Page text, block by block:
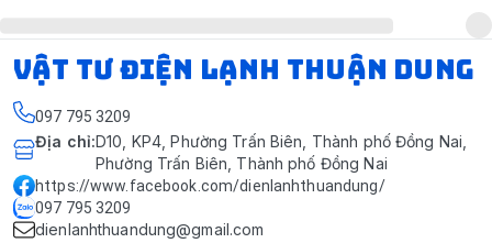
VẬT TƯ ĐIỆN LẠNH THUẬN DUNG
097 795 3209
Địa chỉ:D10, KP4, Phường Trấn Biên, Thành phố Đồng Nai,
Phường Trấn Biên, Thành phố Đồng Nai
https://www.facebook.com/dienlanhthuandung/
097 795 3209
dienlanhthuandung@gmail.com